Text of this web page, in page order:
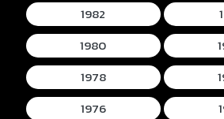
1982
1980
1978
1976